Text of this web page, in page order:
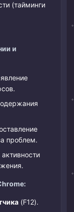
(тайминги
и
проблем.
(F12).